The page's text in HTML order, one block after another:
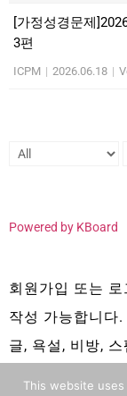
[가정성경문제
3편
ICPM | 2026.06.18 |
Powered by KBoard
회원가입 또는
작성 가능합니다
글, 욕설, 비방,
This website